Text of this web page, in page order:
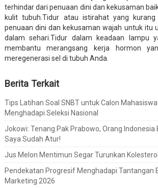
terhindar dari penuaan dini dan kekusaman
kulit tubuh.Tidur atau istirahat yang kurang
penuaan dini dan kekusaman wajah untuk itu
dalam sehari.Tidur dalam keadaan lampu
membantu merangsang kerja hormon
meregenerasi sel di tubuh Anda.
Berita Terkait
Tips Latihan Soal SNBT untuk Calon
Menghadapi Seleksi Nasional
Jokowi: Tenang Pak Prabowo, Orang Indonesia
Saya Sudah Atur!
Jus Melon Mentimun Segar Turunkan
Pendekatan Progresif Menghadapi Tantangan
Marketing 2026